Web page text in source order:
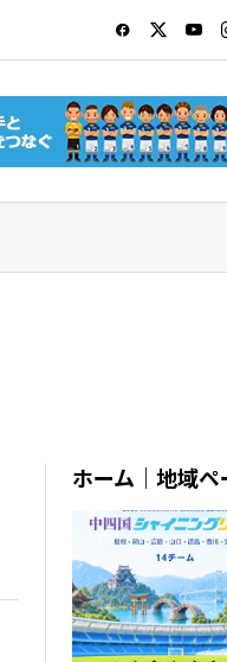
ホーム｜地域ペ